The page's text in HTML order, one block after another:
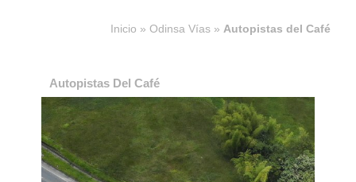
Inicio » Odinsa Vías» Autopistas del Café
Autopistas Del Café